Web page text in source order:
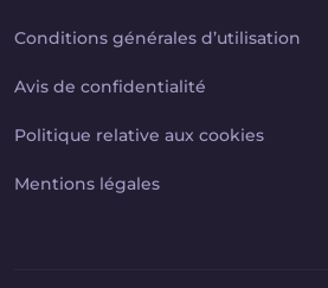
Conditions générales d’utilisation
Avis de confidentialité
Politique relative aux cookies
Mentions légales